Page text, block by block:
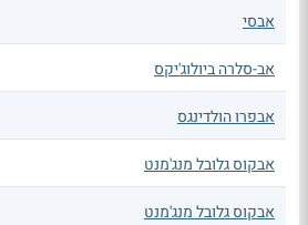
אבסי
אב-סלרה ביולוג'יקס
אבפרו הולדינגס
אבקוס גלובל מנג'מנט
אבקוס גלובל מנג'מנט